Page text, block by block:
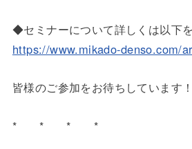
◆セミナーについて詳しくは以下を
https://www.mikado-denso.com/
皆様のご参加をお待ちしています！
* * * *